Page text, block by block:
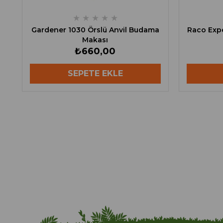
★ ★ ★ ★ ★
Gardener 1030 Örslü Anvil Budama
Makası
₺660,00
SEPETE EKLE
Raco